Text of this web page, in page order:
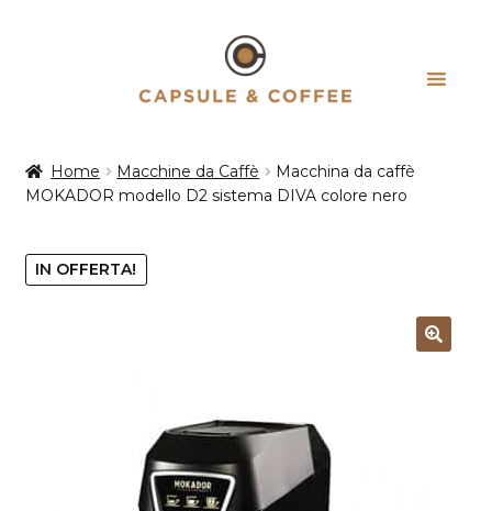
Home Macchine da Caffè
Macchina da caffè
MOKADOR modello D2 sistema DIVA colore nero
IN OFFERTA!